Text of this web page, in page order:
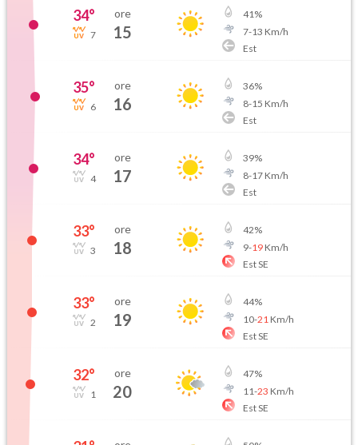
34°
7
ore
15
41%
7-13 Km/h
Est
35°
6
ore
16
36%
8-15 Km/h
Est
34°
4
ore
17
39%
8-17Km/h
Est
33°
3
ore
18
42%
9-19Km/h
Est SE
33°
2
ore
19
44%
10-21 Km/h
Est SE
32°
1
ore
20
47%
11-23 Km/h
Est SE